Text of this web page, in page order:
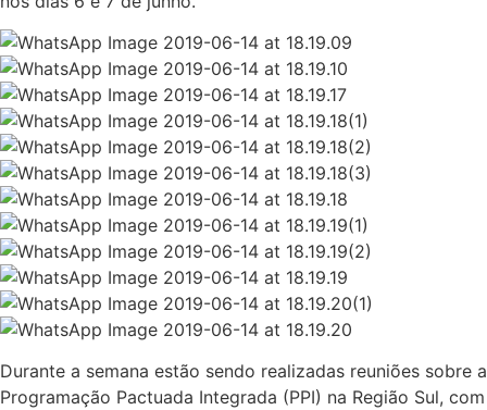
Durante a semana estão sendo realizadas reuniões sobre a
Programação Pactuada Integrada (PPI) na Região Sul, com